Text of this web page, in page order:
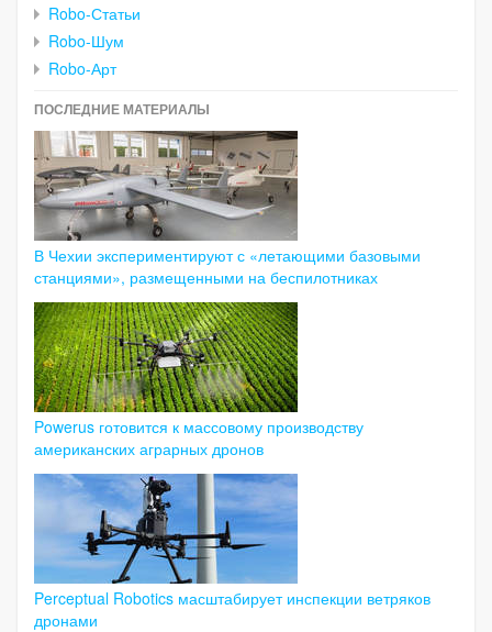
Robo-Статьи
Robo-Шум
Robo-Арт
ПОСЛЕДНИЕ МАТЕРИАЛЫ
В Чехии экспериментируют с «летающими базовыми
станциями», размещенными на беспилотниках
Powerus готовится к массовому производству
американских аграрных дронов
Perceptual Robotics масштабирует инспекции ветряков
дронами